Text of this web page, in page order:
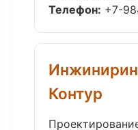
Телефон: +7-
Контур